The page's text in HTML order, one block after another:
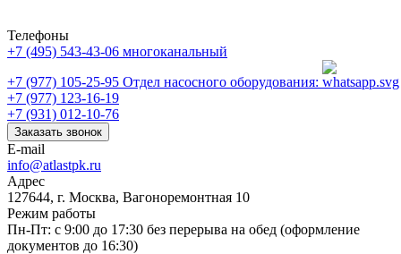
Телефоны
+7 (495) 543-43-06 многоканальный
+7 (977) 105-25-95 Отдел насосного оборудования:
+7 (977) 123-16-19
+7 (931) 012-10-76
Заказать звонок
E-mail
info@atlastpk.ru
Адрес
127644, г. Москва, Вагоноремонтная 10
Режим работы
Пн-Пт: с 9:00 до 17:30 без перерыва на обед (оформление
документов до 16:30)